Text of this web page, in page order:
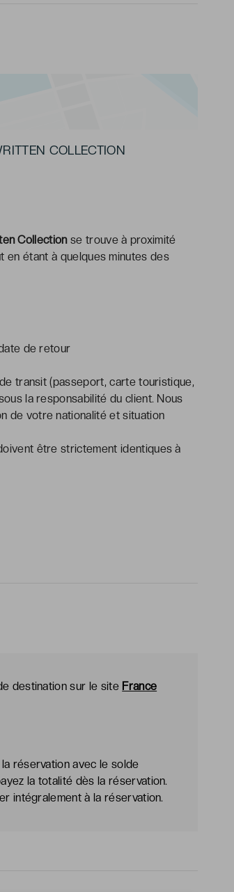
COLLECTION
Collectionse trouve à proximité
étant à quelques minutes des
de retour
transit (passeport, carte touristique,
la responsabilité du client. Nous
de votre nationalité et situation
être strictement identiques à
destination sur le site France
réservation avec le solde
la totalité dès la réservation.
intégralement à la réservation.